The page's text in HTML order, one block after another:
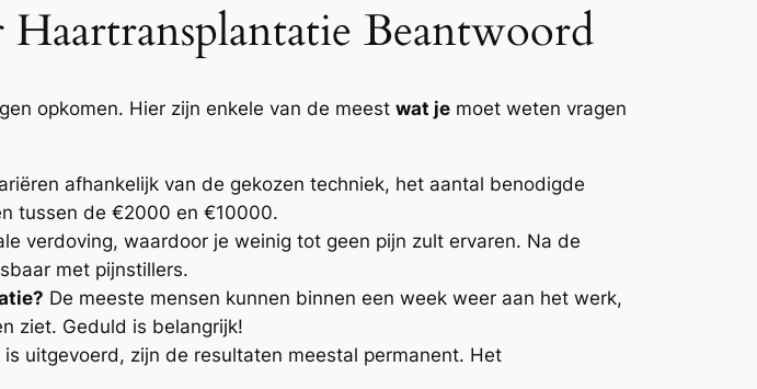
Beantwoord
opkomen. Hier zijn enkele van de meest wat je moet weten vragen
afhankelijk van de gekozen techniek, het aantal benodigde
tussen de €2000 en €10000.
verdoving, waardoor je weinig tot geen pijn zult ervaren. Na de
met pijnstillers.
De meeste mensen kunnen binnen een week weer aan het werk,
ziet. Geduld is belangrijk!
uitgevoerd, zijn de resultaten meestal permanent. Het